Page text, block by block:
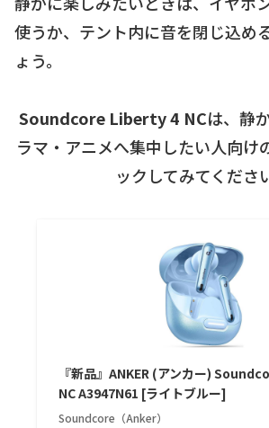
使うか、テント内に音を閉じ込め
ょう。
Soundcore Liberty 4 NCは、静
ラマ・アニメへ集中したい人向け
ックしてみてくださ
『新品』ANKER (アンカー)
NC A3947N61 [ライトブルー]
Soundcore（Anker）